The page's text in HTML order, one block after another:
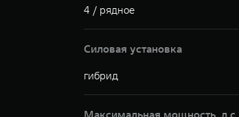
4 / рядное
Силовая установка
гибрид
Максимальная мощность,